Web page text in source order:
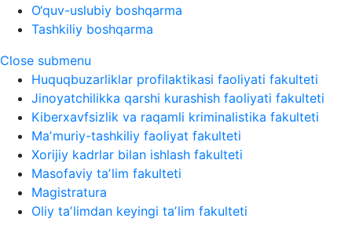
O‘quv-uslubiy boshqarma
Tashkiliy boshqarma
Close submenu
Huquqbuzarliklar profilaktikasi faoliyati fakulteti
Jinoyatchilikka qarshi kurashish faoliyati fakulteti
Kiberxavfsizlik va raqamli kriminalistika fakulteti
Maʼmuriy-tashkiliy faoliyat fakulteti
Xorijiy kadrlar bilan ishlash fakulteti
Masofaviy taʼlim fakulteti
Magistratura
Oliy taʼlimdan keyingi taʼlim fakulteti